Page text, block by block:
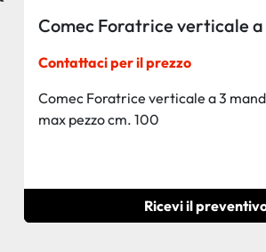
Comec Foratrice verticale
Contattaci per il prezzo
Comec Foratrice verticale a 3
max pezzo cm. 100
Ricevi il